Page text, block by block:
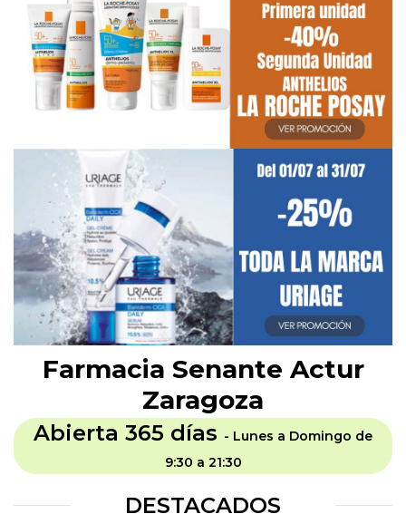
Farmacia Senante Actur
Zaragoza
Abierta 365 días - Lunes a Domingo de
9:30 a 21:30
DESTACADOS